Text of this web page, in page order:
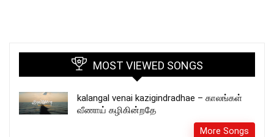
MOST VIEWED SONGS
kalangal venai kazigindradhae – காலங்கள்
வீணாய் கழிகின்றதே
More Songs